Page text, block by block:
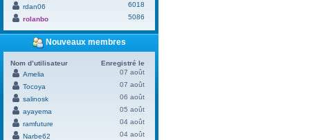
rdan06
6018
rolanbo
5086
Nouveaux membres
Nom d’utilisateur
Enregistré le
Amelia
07 août
Tocoya
07 août
salinosk
06 août
ayayema
05 août
ramfuture
04 août
Narbe62
04 août